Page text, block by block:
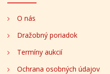
O nás
Dražobný poriadok
Termíny aukcií
Ochrana osobných údajov